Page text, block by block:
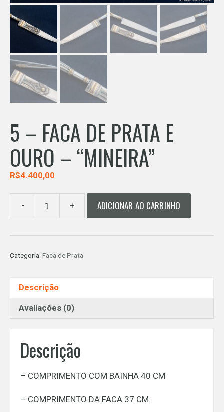
5 – FACA DE PRATA E
OURO – “MINEIRA”
R$4.400,00
-
FACA
+ ADICIONAR AO CARRINHO
Categoria: Faca de Prata
Descrição
Avaliações (0)
Descrição
– COMPRIMENTO COM BAINHA 40 CM
– COMPRIMENTO DA FACA 37 CM